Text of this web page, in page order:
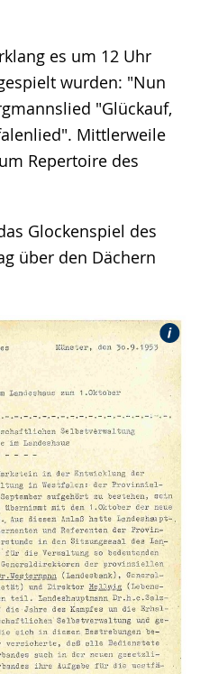
es um 12 Uhr
wurden: "Nun
"Glückauf,
Mittlerweile
Repertoire des
Glockenspiel des
über den Dächern